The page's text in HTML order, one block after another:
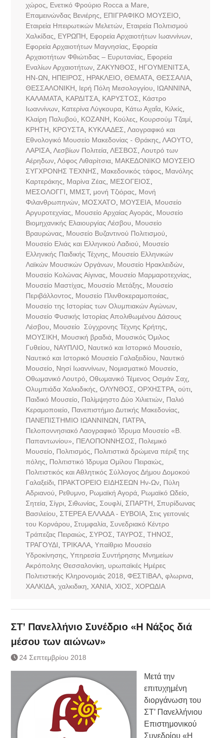
χώρος
Ενετικό Φρούριο Rocca a Mare
Επαμεινώνδας Βενιέρης
ΕΠΙΓΡΑΦΙΚΟ ΜΟΥΣΕΙΟ
Εταιρεία Ηπειρωτικών Μελετών, Εταιρεία Πολιτισμού
Χαλκίδας
ΕΥΡΩΠΗ Εφορεία Αρχαιοτήτων Ιωαννίνων,
Εφορεία Αρχαιοτήτων Μαγνησίας
Εφορεία
Αρχαιοτήτων Φθιώτιδας – Ευρυτανίας
Εφορεία
Εναλίων Αρχαιοτήτων, ΖΑΚΥΝΘΟΣ ΗΓΟΥΜΕΝΙΤΣΑ,
ΗΝ-ΩΝ
ΗΠΕΙΡΟΣ ΗΡΑΚΛΕΙΟ ΘΕΜΑΤΑ, ΘΕΣΣΑΛΙΑ,
ΘΕΣΣΑΛΟΝΙΚΗ
Ιερή Πόλη Μεσολογγίου ΙΩΑΝΝΙΝΑ,
ΚΑΛΑΜΑΤΑ, ΚΑΡΔΙΤΣΑ, ΚΑΡΥΣΤΟΣ
Κάστρο
Ιωαννίνων, Κατερίνα Λύγκουρα, Κάτω Αχαΐα, Κιλκίς
Κλαίρη Παλυβού
ΚΟΖΑΝΗ Κούλες Κουρσούμ Τζαμί,
ΚΡΗΤΗ
ΚΡΟΥΣΤΑ, ΚΥΚΛΑΔΕΣ Λαογραφικό και
Εθνολογικό Μουσείο Μακεδονίας - Θράκης ΛΑΟΥΤΟ
ΛΑΡΙΣΑ, Λεσβίων Πολιτεία, ΛΕΣΒΟΣ Λουτρό των
Αέρηδων, Λόφος Λιθαρίτσια, ΜΑΚΕΔΟΝΙΚΟ ΜΟΥΣΕΙΟ
ΣΥΓΧΡΟΝΗΣ ΤΕΧΝΗΣ
Μακεδονικός τάφος
Μανόλης
Καρτεράκης
Μαρίνα Ζέας ΜΕΣΟΓΕΙΟΣ
ΜΕΣΟΛΟΓΓΙ
ΜΜΣΤ, μονή Τζιόρας
Μονή
Φιλανθρωπηνών, ΜΟΣΧΑΤΟ ΜΟΥΣΕΙΑ, Μουσείο
Αργυροτεχνίας
Μουσείο Αρχαίας Αγοράς
Μουσείο
Βιομηχανικής Ελαιουργίας Λέσβου
Μουσείο
Βραυρώνας
Μουσείο Βυζαντινού Πολιτισμού
Μουσείο Ελιάς και Ελληνικού Λαδιού
Μουσείο
Ελληνικής Παιδικής Τέχνης
Μουσείο Ελληνικών
Λαϊκών Μουσικών Οργάνων, Μουσείο Ηρακλειδών,
Μουσείο Κολώνας Αίγινας
Μουσείο Μαρμαροτεχνίας
Μουσείο Μαστίχας
Μουσείο Μετάξης
Μουσείο
Περιβάλλοντος
Μουσείο Πλινθοκεραμοποιίας
Μουσείο της Ιστορίας των Ολυμπιακών Αγώνων,
Μουσείο Φυσικής Ιστορίας Απολιθωμένου Δάσους
Λέσβου
Μουσείο Σύγχρονης Τέχνης Κρήτης
ΜΟΥΣΙΚΗ
Μουσική βραδιά, Μουσικός Όμιλος
Γυθείου
ΝΑΥΠΛΙΟ Ναυτικό και Ιστορικό Μουσείο
Ναυτικό και Ιστορικό Μουσείο Γαλαξειδίου
Ναυτικό
Μουσείο
Νησί Ιωαννίνων, Νομισματικό Μουσείο
Οθωμανικό Λουτρό Οθωμανικό Τέμενος Οσμάν Σαχ,
Ολυμπιάδα Χαλκιδικής ΟΛΥΝΘΟΣ ΟΡΧΗΣΤΡΑ, ούτι,
Παιδικό Μουσείο
Παλίμψηστο Δύο Χιλιετιών, Παλιό
Κεραμοποιείο
Πανεπιστήμιο Δυτικής Μακεδονίας
ΠΑΝΕΠΙΣΤΗΜΙΟ ΙΩΑΝΝΙΝΩΝ
ΠΑΤΡΑ,
Πελοποννησιακό Λαογραφικό Ίδρυμα Μουσείο «Β.
Παπαντωνίου»
ΠΕΛΟΠΟΝΝΗΣΟΣ
Πολεμικό
Μουσείο
Πολιτισμός
Πολιτιστικά δρώμενα πέριξ της
πόλης
Πολιτιστικό Ίδρυμα Ομίλου Πειραιώς
Πολιτιστικός και Αθλητικός Σύλλογος Δήμου Δομοκού
Γαλαξείδι, ΠΡΑΚΤΟΡΕΙΟ ΕΙΔΗΣΕΩΝ Ην-Ων, Πύλη
Αδριανού
Ρεθυμνο Ρωμαϊκή Αγορά, Ρωμαϊκό Ωδείο
Σητεία, Σίγρι, Σιθωνίας Σουφλί, ΣΠΑΡΤΗ
Σπυρίδωνας
Βασιλείου
ΣΤΕΡΕΑ ΕΛΛΑΔΑ - ΕΥΒΟΙΑ, Στις γειτονιές
του Κορνάρου
Στυμφαλία, Συνεδριακό Κέντρο
Τράπεζας Πειραιώς
ΣΥΡΟΣ ΤΑΥΡΟΣ ΤΗΝΟΣ
ΤΡΑΓΟΥΔΙ ΤΡΙΚΑΛΑ, Υπαίθριο Μουσείο
Υδροκίνησης Υπηρεσία Συντήρησης Μνημείων
Ακρόπολης Θεσσαλονίκη
υρωπαϊκές Ημέρες
Πολιτιστικής Κληρονομιάς 2018
ΦΕΣΤΙΒΑΛ, φλωρινα,
ΧΑΛΚΙΔΑ, χαλκιδικη ΧΑΝΙΑ, ΧΙΟΣ ΧΟΡΩΔΙΑ
ΣΤ’ Πανελλήνιο Συνέδριο «Η Νάξος διά
μέσου των αιώνων»
24 Σεπτεμβρίου 2018
Μετά την
επιτυχημένη
διοργάνωση του
ΣΤ’ Πανελλήνιου
Επιστημονικού
Συνεδρίου «Η